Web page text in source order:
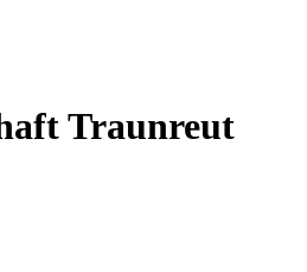
Traunreut